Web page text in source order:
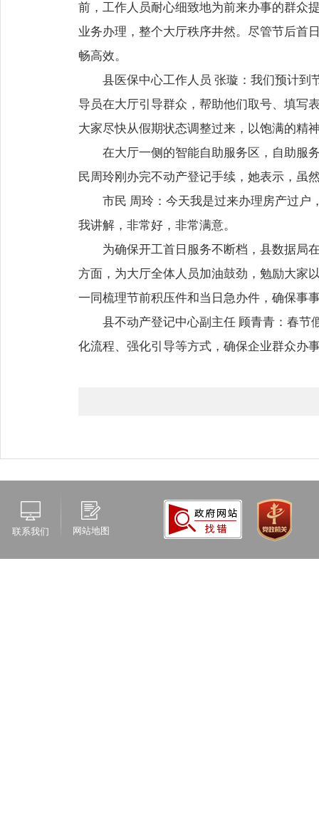
前，工作人员耐心细致地为前来办事的群众
业务办理，整个大厅秩序井然。尽管节后首
畅高效。
县医保中心工作人员 张璇： 我们预计到
导员在大厅引导群众，帮助他们取号、填写
大家尽快从假期状态调整过来，以饱满的精
在大厅一侧的智能自助服务区，自助服
民周玲刚办完不动产登记手续，她表示，虽
市民 周玲： 今天我是过来办理房产过户
我讲解，非常好，非常满意。
为确保开工首日服务不断档，县数据局
方面，为大厅全体人员加油鼓劲，勉励大家
一同梳理节前积压件和当日急办件，确保事
县不动产登记中心副主任 顾青青： 春节
化流程、强化引导等方式，确保企业群众办
联系我们 网站地图